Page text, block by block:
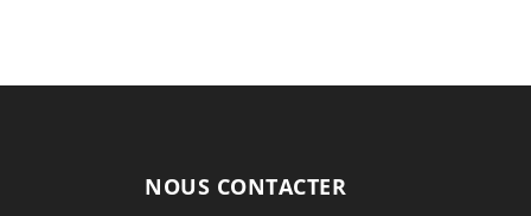
NOUS CONTACTER